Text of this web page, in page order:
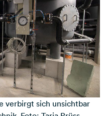
verbirgt sich unsichtbar